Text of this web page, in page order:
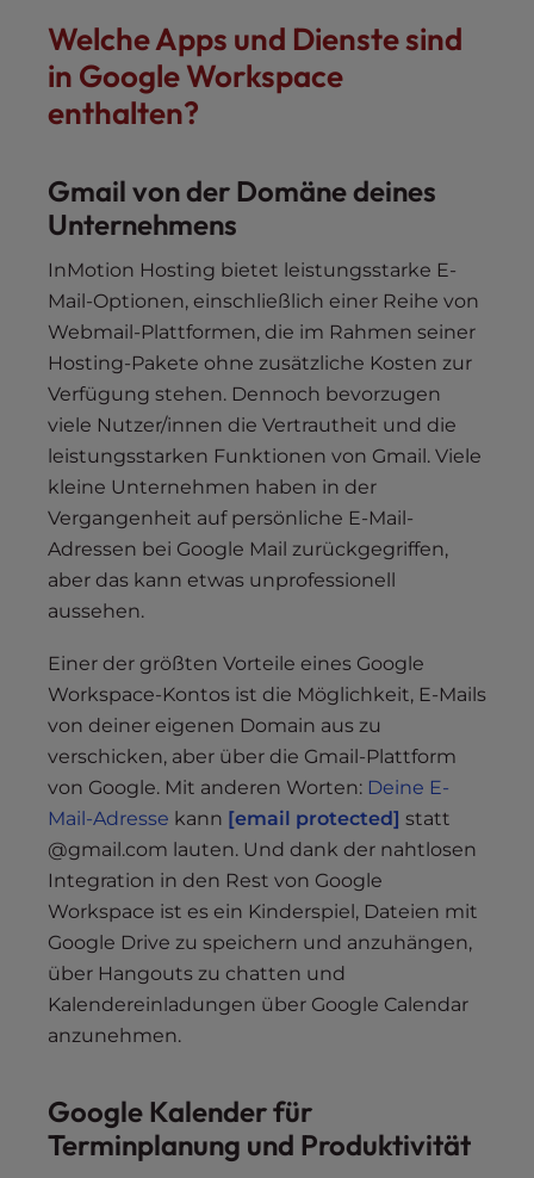
Welche Apps und Dienste sind
in Google Workspace
enthalten?
Gmail von der Domäne deines
Unternehmens
InMotion Hosting bietet leistungsstarke E-
Mail-Optionen, einschließlich einer Reihe von
Webmail-Plattformen, die im Rahmen seiner
Hosting-Pakete ohne zusätzliche Kosten zur
Verfügung stehen. Dennoch bevorzugen
viele Nutzer/innen die Vertrautheit und die
leistungsstarken Funktionen von Gmail. Viele
kleine Unternehmen haben in der
Vergangenheit auf persönliche E-Mail-
Adressen bei Google Mail zurückgegriffen,
aber das kann etwas unprofessionell
aussehen.
Einer der größten Vorteile eines Google
Workspace-Kontos ist die Möglichkeit, E-Mails
von deiner eigenen Domain aus zu
verschicken, aber über die Gmail-Plattform
von Google. Mit anderen Worten: Deine E-
Mail-Adresse kann [email protected] statt
@gmail.com lauten. Und dank der nahtlosen
Integration in den Rest von Google
Workspace ist es ein Kinderspiel, Dateien mit
Google Drive zu speichern und anzuhängen,
über Hangouts zu chatten und
Kalendereinladungen über Google Calendar
anzunehmen.
Google Kalender für
Terminplanung und Produktivität